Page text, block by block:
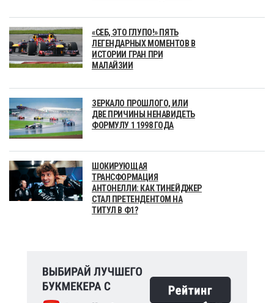
«СЕБ, ЭТО ГЛУПО!» ПЯТЬ
ЛЕГЕНДАРНЫХ МОМЕНТОВ В
ИСТОРИИ ГРАН ПРИ
МАЛАЙЗИИ
ЗЕРКАЛО ПРОШЛОГО, ИЛИ
ДВЕ ПРИЧИНЫ НЕНАВИДЕТЬ
ФОРМУЛУ 1 1998 ГОДА
ШОКИРУЮЩАЯ
ТРАНСФОРМАЦИЯ
АНТОНЕЛЛИ: КАК ТИНЕЙДЖЕР
СТАЛ ПРЕТЕНДЕНТОМ НА
ТИТУЛ В Ф1?